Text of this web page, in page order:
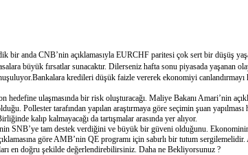
anda CNB’nin açıklamasıyla EURCHF paritesi çok sert bir düşüş
büyük fırsatlar sunacaktır. Dilerseniz hafta sonu piyasada yaşanan
kredileri düşük faizle vererek ekonomiyi
ulaşmasında bir risk oluşturacağı. Maliye Bakanı Amari’nin
Pollester tarafından yapılan araştırmaya göre seçimin şuan
kalıp kalmayacağı da tartışmalar arasında yer alıyor.
SNB’ye tam destek verdiğini ve büyük bir güveni olduğunu.
göre AMB’nin QE programı için sabırlı bir tutum
en doğru şekilde değerlendirebilirsiniz. Daha ne Bekliyorsunuz ?